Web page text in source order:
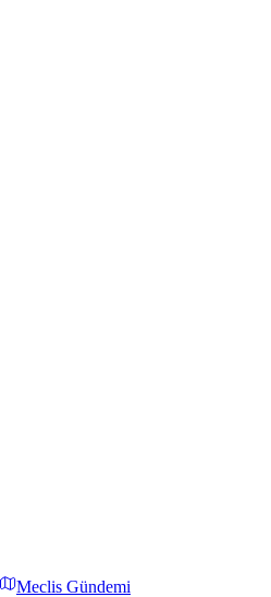
Meclis Gündemi